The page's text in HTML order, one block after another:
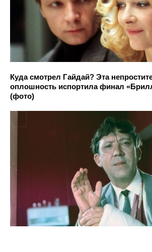
Куда смотрел Гайдай? Эта
оплошность испортила финал
(фото)